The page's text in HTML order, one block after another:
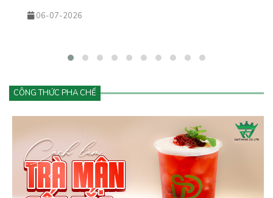
cheese đến cà phê kem cheese hay matcha kem cheese, tất cả
06-07-2026
CÔNG THỨC PHA CHẾ